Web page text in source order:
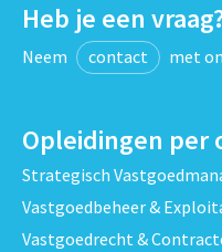
Heb je een
Neem contact met
Opleidingen per
Strategisch
Vastgoedbeheer &
Vastgoedrecht &